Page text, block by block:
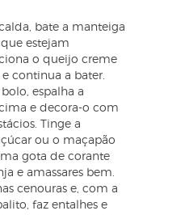
bate a manteiga
estejam
o queijo creme
continua a bater.
espalha a
e decora-o com
Tinge a
ou o maçapão
gota de corante
e amassares bem.
cenouras e, com a
faz entalhes e